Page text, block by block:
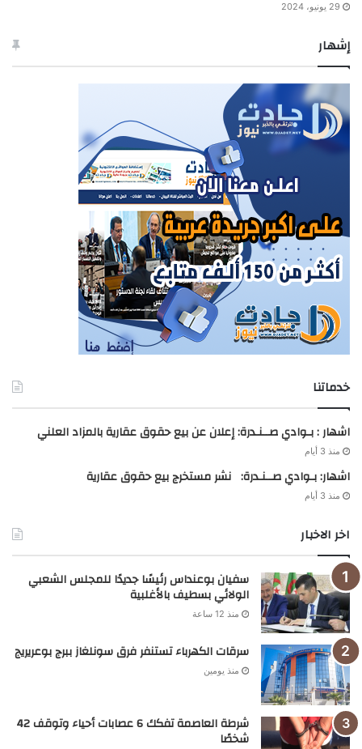
29 يونيو، 2024
إشهار
خدماتنا
اشهار : بـوادي صــنـدرة: إعلان عن بيع حقوق عقارية بالمزاد العلني
منذ 3 أيام
اشهار: بـوادي صــنـدرة: نشر مستخرج بيع حقوق عقارية
منذ 3 أيام
اخر الاخبار
سفيان بوعنداس رئيسًا جديدًا للمجلس الشعبي
الولائي بسطيف بالأغلبية
منذ 12 ساعة
سرقات الكهرباء تستنفر فرق سونلغاز ببرج بوعريريج
منذ يومين
شرطة العاصمة تفكك 6 عصابات أحياء وتوقف 42
شخصًا